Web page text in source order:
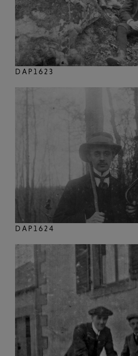
DAP1623
DAP1624